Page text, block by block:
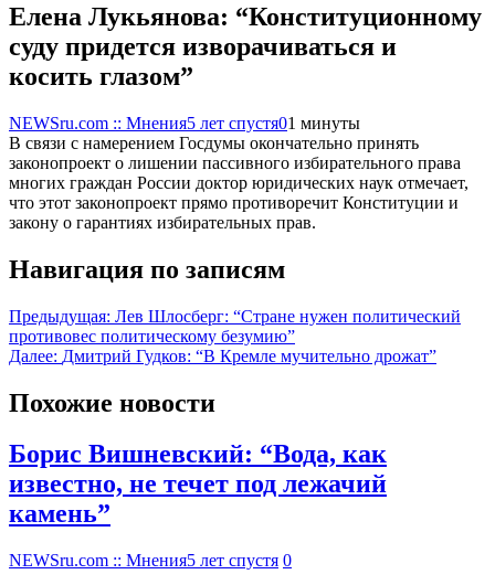
Елена Лукьянова: “Конституционному
суду придется изворачиваться и
косить глазом”
NEWSru.com :: Мнения5 лет спустя01 минуты
В связи с намерением Госдумы окончательно принять
законопроект о лишении пассивного избирательного права
многих граждан России доктор юридических наук отмечает,
что этот законопроект прямо противоречит Конституции и
закону о гарантиях избирательных прав.
Навигация по записям
Предыдущая: Лев Шлосберг: “Стране нужен политический
противовес политическому безумию”
Далее: Дмитрий Гудков: “В Кремле мучительно дрожат”
Похожие новости
Борис Вишневский: “Вода, как
известно, не течет под лежачий
камень”
NEWSru.com :: Мнения5 лет спустя 0